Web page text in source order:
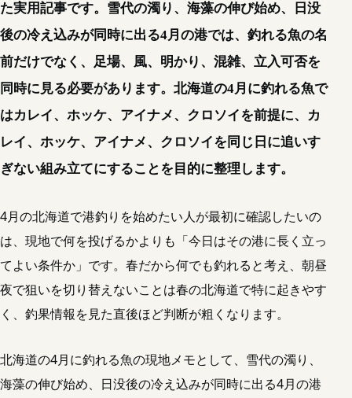
た実用記事です。雪代の濁り、海藻の伸び始め、日没
後の冷え込みが同時に出る4月の港では、釣れる魚の名
前だけでなく、足場、風、明かり、混雑、立入可否を
同時に見る必要があります。北海道の4月に釣れる魚で
はカレイ、ホッケ、アイナメ、クロソイを前提に、カ
レイ、ホッケ、アイナメ、クロソイを同じ日に追いす
ぎない組み立てにすることを目的に整理します。
4月の北海道で港釣りを始めたい人が最初に確認したいの
は、現地で何を投げるかよりも「今日はその港に長く立っ
てよい条件か」です。春だから何でも釣れると考え、朝昼
夜で狙いを切り替えないことは春の北海道で特に起きやす
く、釣果情報を見た直後ほど判断が粗くなります。
北海道の4月に釣れる魚の現地メモとして、雪代の濁り、
海藻の伸び始め、日没後の冷え込みが同時に出る4月の港